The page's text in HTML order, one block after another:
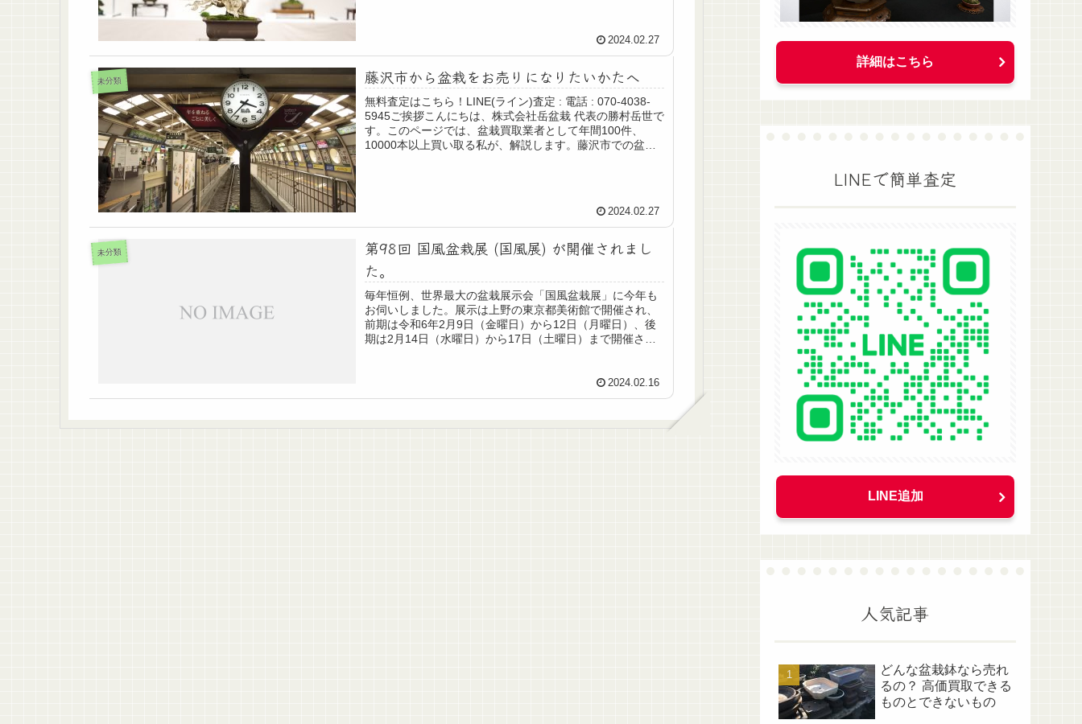
2024.02.27
未分類 藤沢市から盆栽をお売りになりたいかたへ
無料査定はこちら！LINE(ライン)査定 : 電話 : 070-4038-
5945ご挨拶こんにちは、株式会社岳盆栽 代表の勝村岳世で
す。このページでは、盆栽買取業者として年間100件、
10000本以上買い取る私が、解説します。藤沢市での盆
2024.02.27
未分類
第98回 国風盆栽展 (国風展) が開催されまし
た。
毎年恒例、世界最大の盆栽展示会「国風盆栽展」に今年も
お伺いしました。展示は上野の東京都美術館で開催され、
前期は令和6年2月9日（金曜日）から12日（月曜日）、後
期は2月14日（水曜日）から17日（土曜日）まで開催され
2024.02.16
詳細はこちら
LINEで簡単査定
LINE追加
人気記事
どんな盆栽鉢なら売れ
るの？ 高価買取できる
ものとできないもの